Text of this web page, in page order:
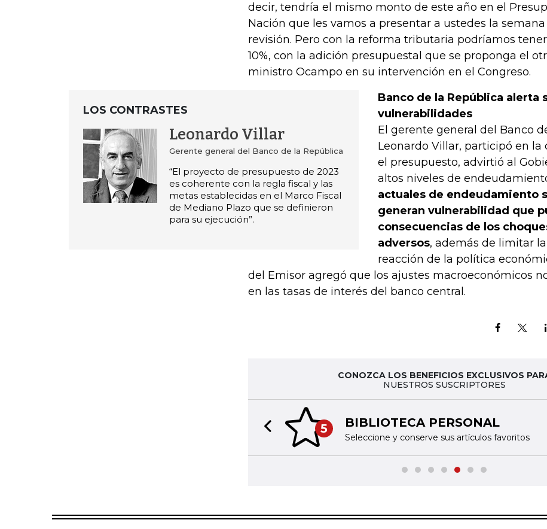
decir, tendría el mismo monto de este año en el
Nación que les vamos a presentar a ustedes la
revisión. Pero con la reforma tributaria podríamos
10%, con la adición presupuestal que se proponga el
ministro Ocampo en su intervención en el Congreso.
LOS CONTRASTES
Leonardo Villar
Gerente general del Banco de la República
“El proyecto de presupuesto de 2023
es coherente con la regla fiscal y las
metas establecidas en el Marco Fiscal
de Mediano Plazo que se definieron
para su ejecución”.
Banco de la República alerta
vulnerabilidades
El gerente general del Banco
Leonardo Villar, participó en la
el presupuesto, advirtió al
altos niveles de
actuales de endeudamiento
generan vulnerabilidad que
consecuencias de los
adversos, además de limitar
reacción de la política
del Emisor agregó que los ajustes macroeconómicos
en las tasas de interés del banco central.
CONOZCA LOS BENEFICIOS EXCLUSIVOS
NUESTROS SUSCRIPTORES
5 BIBLIOTECA PERSONAL
Seleccione y conserve sus artículos favoritos
Previous slide